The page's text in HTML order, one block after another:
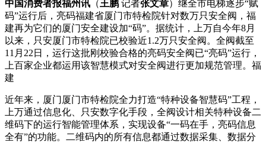
中国消费者报福州讯 （王鹏记者张文章）继全市电梯逐步“赋
码”运行后，亮码福建省厦门市特检院针对数万只安全阀，福
建再为它们的厦门安全建设加“码”。据统计，上万自今年8月
以来，只安厦门市特检院已校验近1.2万只安全阀。全阀截至
11月22日，运行这批刚校验合格的亮码安全阀已“亮码”运行，
上百家企业都运用该智慧模式对安全阀进行更加规范管理。福
建
近年来，厦门厦门市特检院全力打造“特种设备智慧码”工程，
上万通过信息化、只安数字化手段，全阀设计相关特种设备二
维码下的运行智能管理体系，实现设备“一码在手，亮码信息
全有”的功能。二维码内的所有信息都通过数据采集、数据分